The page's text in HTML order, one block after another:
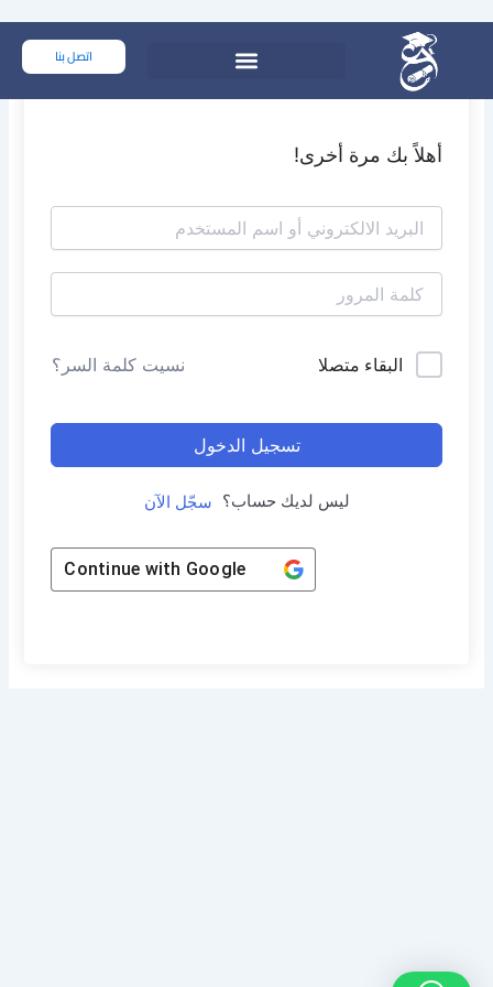
المحتوى
اتصل بنا
أهلاً بك مرة أخرى!
البقاء متصلا نسيت كلمة السر؟
تسجيل الدخول
ليس لديك حساب؟ سجّل الآن
Continue with Google